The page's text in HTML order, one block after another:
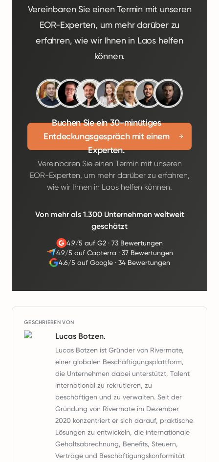
Vereinbaren Sie einen Termin mit unseren
EOR-Experten, um mehr darüber zu
erfahren, wie wir Ihnen in Laos helfen
können.
Buchen Sie ein 30-minütiges
Entdeckungsgespräch mit einem
Experten.
Vereinbaren Sie einen Termin mit unseren
EOR-Experten, um mehr darüber zu erfahren,
wie wir Ihnen in Laos helfen können.
Von mehr als 1.300 Unternehmen weltweit
geschätzt
4.9/5 auf G2· 73 Bewertungen
4.9/5 auf Capterra · 37 Bewertungen
4.6/5 auf Google ·34 Bewertungen
GESCHRIEBEN VON
Lucas Botzen.
Lucas Botzen ist Gründer von Rivermate,
einer globalen Beschäftigungsplattform,
die Unternehmen dabei unterstützt, Talent
international zu rekrutieren, zu
beschäftigen und zu verwalten. Seit der
Gründung von Rivermate im Dezember
2020 konzentriert er sich darauf, praktische
Lösungen zu entwickeln, die internationale
Gehaltsabrechnung, Benefits, Steuern,
Verträge und Beschäftigungskonformität